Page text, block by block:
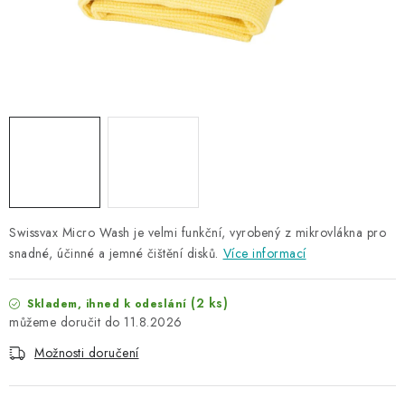
KONTAKTY
BYDLENÍ
Swissvax Micro Wash je velmi funkční, vyrobený z mikrovlákna pro
snadné, účinné a jemné čištění disků. Více informací
Skladem, ihned k odeslání (2 ks)
11.8.2026
Možnosti doručení